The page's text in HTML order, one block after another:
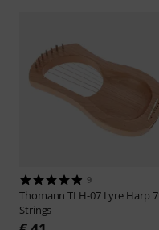
9
ThomannTLH-07 Lyre Harp 7
Strings